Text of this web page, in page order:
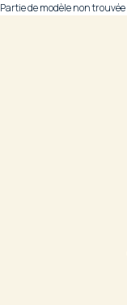
Partie de modèle non trouvée